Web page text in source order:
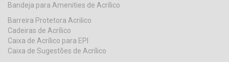
Bandeja para Amenities de Acrílico
Barreira Protetora Acrilico
Cadeiras de Acrílico
Caixa de Acrílico para EPI
Caixa de Sugestões de Acrílico